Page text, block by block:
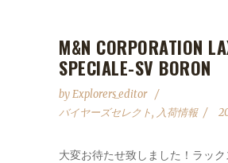
M&N CORPORATION
SPECIALE-SV BORON
byExplorers_editor
バイヤーズセレクト, 入荷情報
大変お待たせ致しました！ラッ